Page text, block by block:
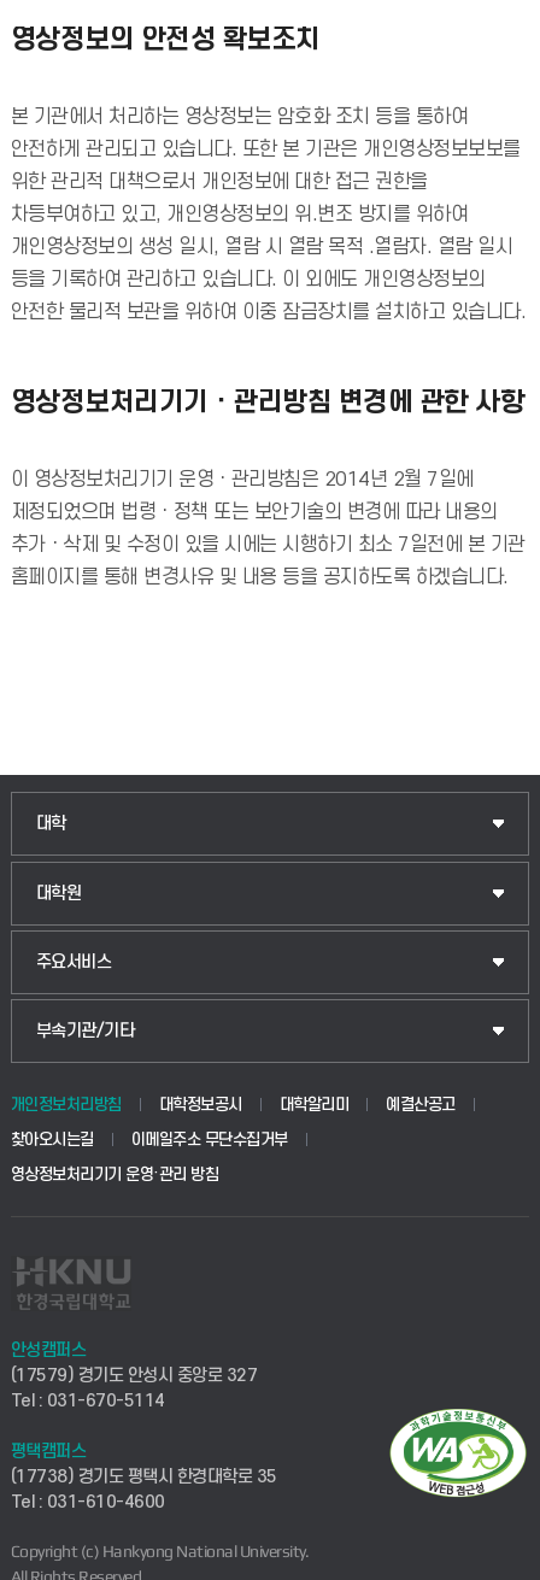
영상정보의 안전성 확보조치
본 기관에서 처리하는 영상정보는 암호화 조치 등을 통하여
안전하게 관리되고 있습니다. 또한 본 기관은 개인영상정보보보를
위한 관리적 대책으로서 개인정보에 대한 접근 권한을
차등부여하고 있고, 개인영상정보의 위.변조 방지를 위하여
개인영상정보의 생성 일시, 열람 시 열람 목적 .열람자. 열람 일시
등을 기록하여 관리하고 있습니다. 이 외에도 개인영상정보의
안전한 물리적 보관을 위하여 이중 잠금장치를 설치하고 있습니다.
영상정보처리기기ㆍ관리방침 변경에 관한 사항
이 영상정보처리기기 운영ㆍ관리방침은 2014년 2월 7일에
제정되었으며 법령ㆍ정책 또는 보안기술의 변경에 따라 내용의
추가ㆍ삭제 및 수정이 있을 시에는 시행하기 최소 7일전에 본 기관
홈페이지를 통해 변경사유 및 내용 등을 공지하도록 하겠습니다.
대학
대학원
주요서비스
부속기관/기타
개인정보처리방침 대학정보공시 대학알리미
예결산공고
찾아오시는길
이메일주소 무단수집거부
영상정보처리기기 운영·관리 방침
안성캠퍼스
(17579) 경기도 안성시 중앙로 327
Tel : 031-670-5114
평택캠퍼스
(17738) 경기도 평택시 한경대학로 35
Tel : 031-610-4600
Copyright (c) Hankyong National University.